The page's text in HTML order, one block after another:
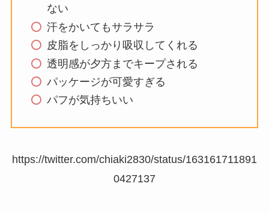
ない
汗をかいてもサラサラ
皮脂をしっかり吸収してくれる
透明感が夕方までキープされる
パッケージが可愛すぎる
パフが気持ちいい
https://twitter.com/chiaki2830/status/163161711891
0427137